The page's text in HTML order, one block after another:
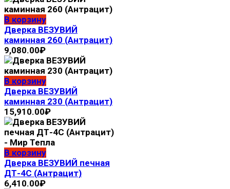
В корзину
Дверка ВЕЗУВИЙ
каминная 260 (Антрацит)
9,080.00₽
В корзину
Дверка ВЕЗУВИЙ
каминная 230 (Антрацит)
15,910.00₽
В корзину
Дверка ВЕЗУВИЙ печная
ДТ-4С (Антрацит)
6,410.00₽